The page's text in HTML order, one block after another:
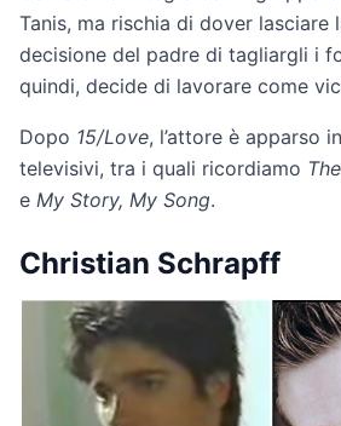
Tanis, ma rischia di dover lasciare
decisione del padre di tagliargli i
quindi, decide di lavorare come
Dopo 15/Love, l’attore è apparso
televisivi, tra i quali ricordiamo
e My Story, My Song.
Christian Schrapff